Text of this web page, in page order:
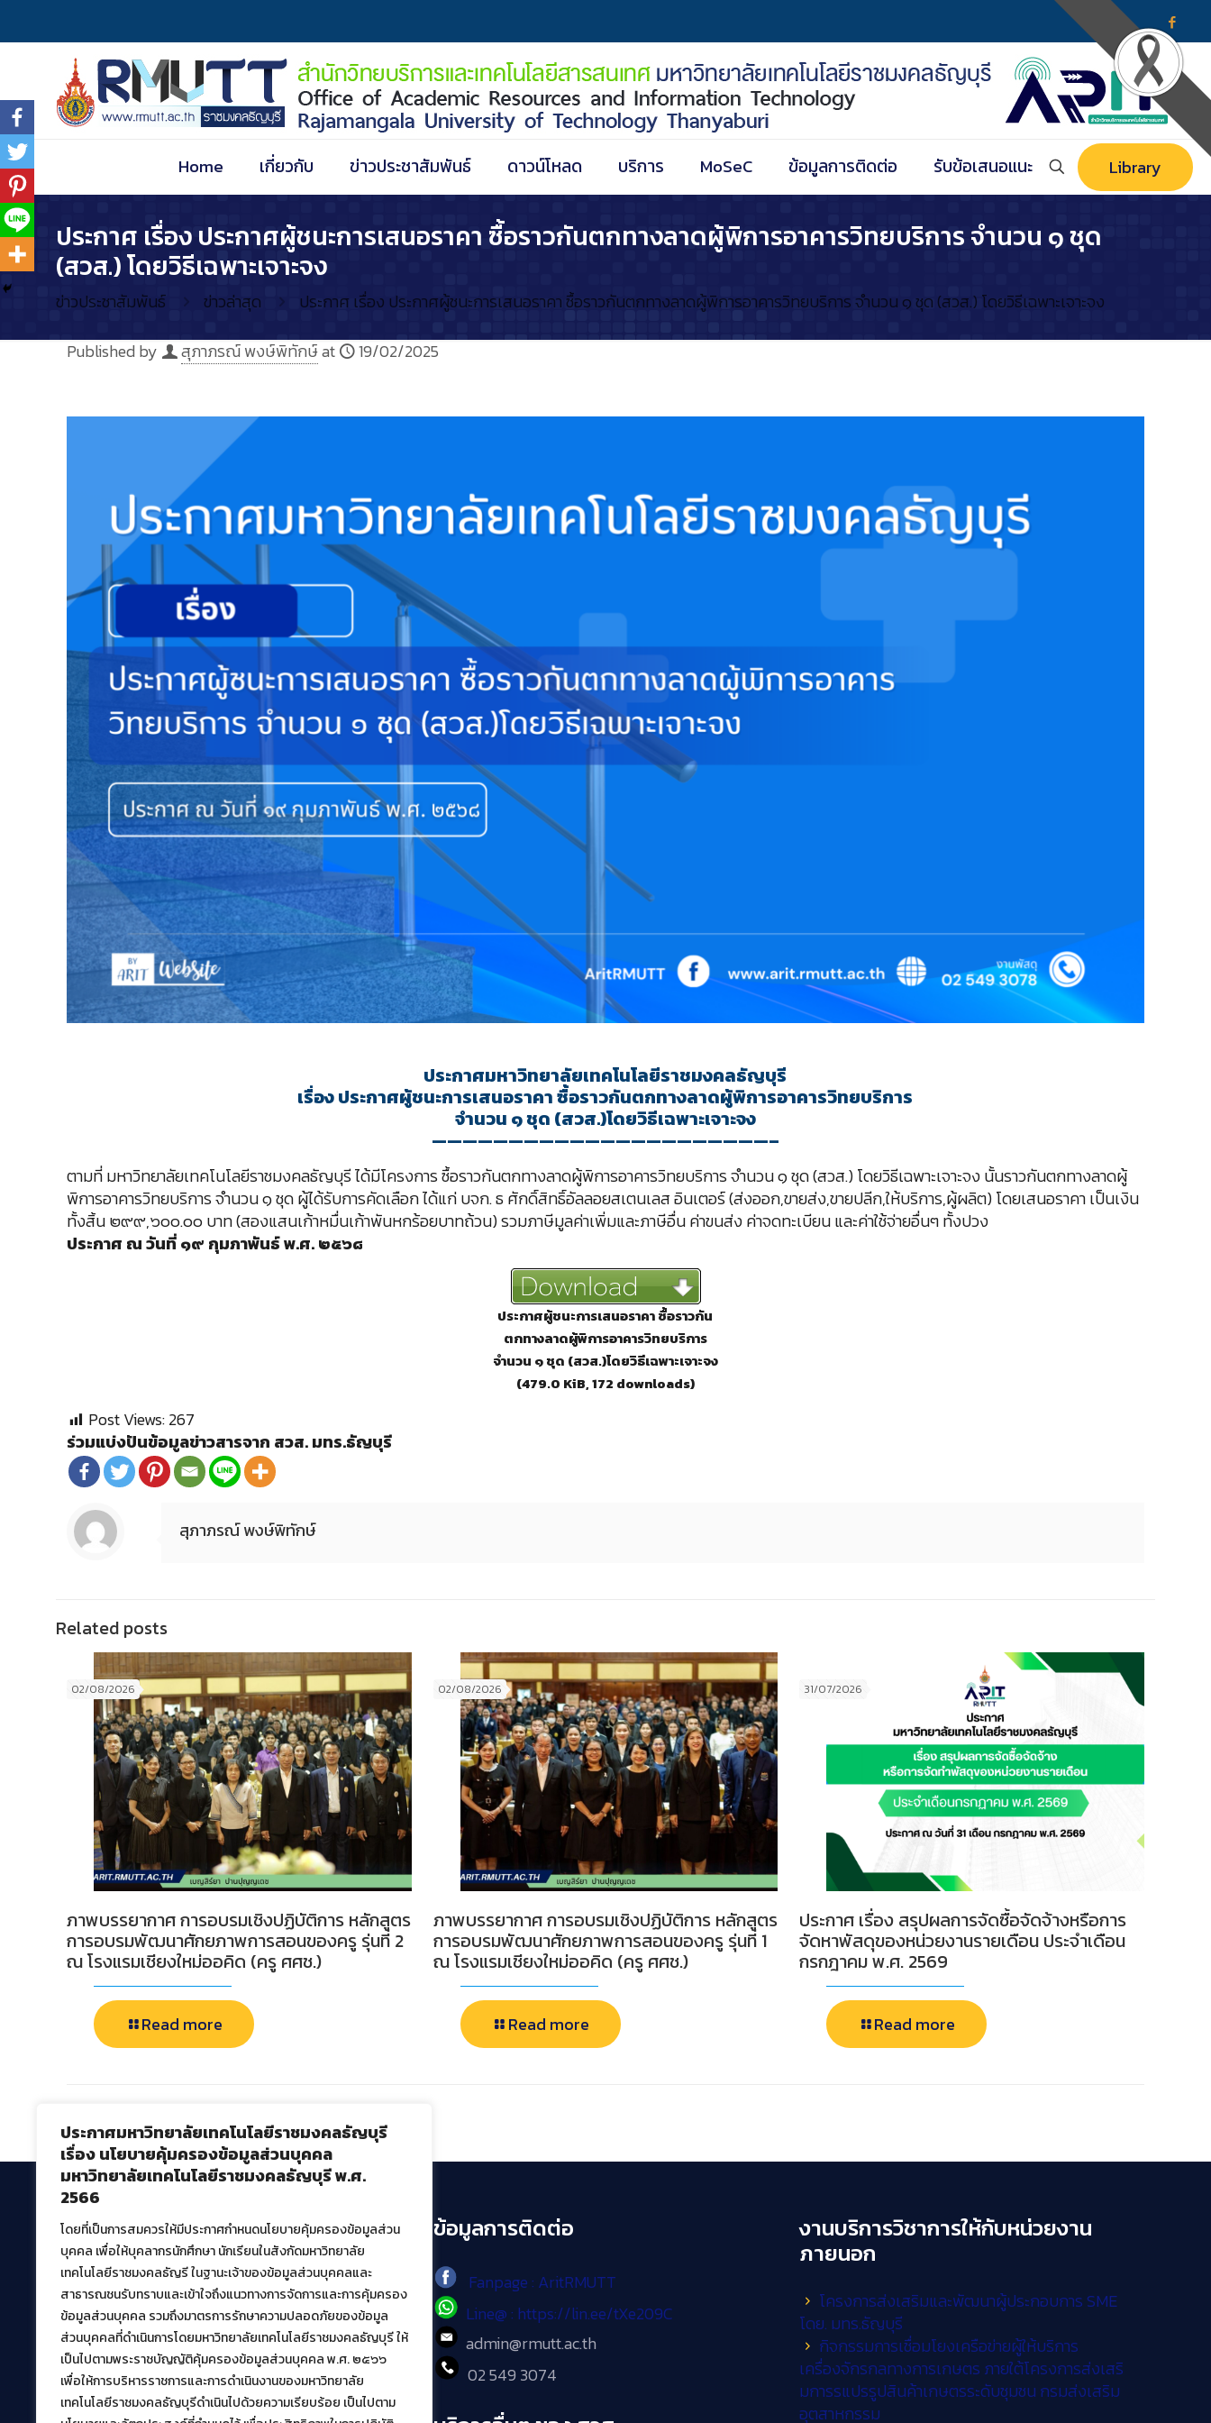
ประกาศมหาวิทยาลัยเทคโนโลยีราชมงคลธัญบุรี
เรื่อง นโยบายคุ้มครองข้อมูลส่วนบุคคล
มหาวิทยาลัยเทคโนโลยีราชมงคลธัญบุรี พ.ศ.
2566
โดยที่เป็นการสมควรให้มีประกาศกำหนดนโยบายคุ้มครองข้อมูลส่วน
บุคคล เพื่อให้บุคลากรนักศึกษา นักเรียนในสังกัดมหาวิทยาลัย
เทคโนโลยีราชมงคลธัญรี ในฐานะเจ้าของข้อมูลส่วนบุคคลและ
สาธารณชนรับทราบและเข้าใจถึงแนวทางการจัดการและการคุ้มครอง
ข้อมูลส่วนบุคคล รวมถึงมาตรการรักษาความปลอดภัยของข้อมูล
ส่วนบุคคลที่ดำเนินการโดยมหาวิทยาลัยเทคโนโลยีราชมงคลธัญบุรี ให้
เป็นไปตามพระราชบัญญัติคุ้มครองข้อมูลส่วนบุคคล พ.ศ. ๒๕๖๖
เพื่อให้การบริหารราชการและการดำเนินงานของมหาวิทยาลัย
เทคโนโลยีราชมงคลธัญบุรีดำเนินไปด้วยความเรียบร้อย เป็นไปตาม
Home เกี่ยวกับ ข่าวประชาสัมพันธ์ ดาวน์โหลด บริการ MoSeC ข้อมูลการติดต่อ รับข้อเสนอแนะ Library
ประกาศ เรื่อง ประกาศผู้ชนะการเสนอราคา ซื้อราวกันตกทางลาดผู้พิการอาคารวิทยบริการ จำนวน ๑ ชุด
(สวส.) โดยวิธีเฉพาะเจาะจง
ข่าวประชาสัมพันธ์ ข่าวล่าสุด ประกาศ เรื่อง ประกาศผู้ชนะการเสนอราคา ซื้อราวกันตกทางลาดผู้พิการอาคารวิทยบริการ จำนวน ๑ ชุด (สวส.) โดยวิธีเฉพาะเจาะจง
Published by สุภาภรณ์ พงษ์พิทักษ์at 19/02/2025
ประกาศมหาวิทยาลัยเทคโนโลยีราชมงคลธัญบุรี
เรื่อง ประกาศผู้ชนะการเสนอราคา ซื้อราวกันตกทางลาดผู้พิการอาคารวิทยบริการ
จำนวน ๑ ชุด (สวส.)โดยวิธีเฉพาะเจาะจง
——————————————————————–
ตามที่ มหาวิทยาลัยเทคโนโลยีราชมงคลธัญบุรี ได้มีโครงการ ซื้อราวกันตกทางลาดผู้พิการอาคารวิทยบริการ จำนวน ๑ ชุด (สวส.) โดยวิธีเฉพาะเจาะจง นั้นราวกันตกทางลาดผู้
พิการอาคารวิทยบริการ จำนวน ๑ ชุด ผู้ได้รับการคัดเลือก ได้แก่ บจก. ธ ศักดิ์สิทธิ์อัลลอยสเตนเลส อินเตอร์ (ส่งออก,ขายส่ง,ขายปลีก,ให้บริการ,ผู้ผลิต) โดยเสนอราคา เป็นเงิน
ทั้งสิ้น ๒๙๙,๖๐๐.๐๐ บาท (สองแสนเก้าหมื่นเก้าพันหกร้อยบาทถ้วน) รวมภาษีมูลค่าเพิ่มและภาษีอื่น ค่าขนส่ง ค่าจดทะเบียน และค่าใช้จ่ายอื่นๆ ทั้งปวง
ประกาศ ณ วันที่ ๑๙ กุมภาพันธ์ พ.ศ. ๒๕๖๘
ประกาศผู้ชนะการเสนอราคา ซื้อราวกัน
ตกทางลาดผู้พิการอาคารวิทยบริการ
จำนวน ๑ ชุด (สวส.)โดยวิธีเฉพาะเจาะจง
(479.0 KiB, 172 downloads)
Post Views:267
ร่วมแบ่งปันข้อมูลข่าวสารจาก สวส. มทร.ธัญบุรี
สุภาภรณ์ พงษ์พิทักษ์
Related posts
02/08/2026
ภาพบรรยากาศ การอบรมเชิงปฏิบัติการ หลักสูตร
การอบรมพัฒนาศักยภาพการสอนของครู รุ่นที่ 2
ณ โรงแรมเชียงใหม่ออคิด (ครู ศศช.)
Read more
02/08/2026
ภาพบรรยากาศ การอบรมเชิงปฏิบัติการ หลักสูตร
การอบรมพัฒนาศักยภาพการสอนของครู รุ่นที่ 1
ณ โรงแรมเชียงใหม่ออคิด (ครู ศศช.)
Read more
31/07/2026
ประกาศ เรื่อง สรุปผลการจัดซื้อจัดจ้างหรือการ
จัดหาพัสดุของหน่วยงานรายเดือน ประจำเดือน
กรกฎาคม พ.ศ. 2569
Read more
สำนักวิทยบริการและเทคโนโลยีสารสนเทศ
มหาวิทยาลัยเทคโนโลยีราชมงคลธัญบุรี
39 หมู่ที่ 1 ตำบลคลองหก อำเภอคลองหลวง จังหวัด
ปทุมธานี 12120
เผยแพร่ข้อมูลโดย.บุคลากร สวส.
สร้างและพัฒนาโดย.
ฝ่ายพัฒนาและเผยแพร่ข้อมูลเว็บไซต์
ข้อมูลการติดต่อ
Fanpage : AritRMUTT
Line@ : https://lin.ee/tXe209C
admin@rmutt.ac.th
02 549 3074
งานบริการวิชาการให้กับหน่วยงาน
ภายนอก
โครงการส่งเสริมและพัฒนาผู้ประกอบการ SME
โดย. มทร.ธัญบุรี
กิจกรรมการเชื่อมโยงเครือข่ายผู้ให้บริการ
เครื่องจักรกลทางการเกษตร ภายใต้โครงการส่งเสริ
มการรแปรรูปสินค้าเกษตรระดับชุมชน กรมส่งเสริม
อุตสาหกรรม